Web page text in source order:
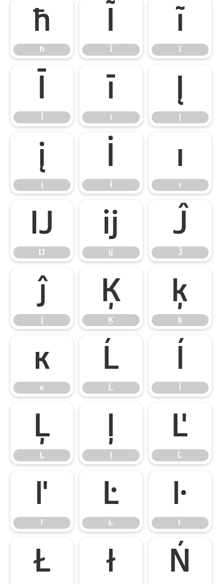
ħ
ħ
Ĩ ĩ
ĩ
Ī ī
ī
Į
į
į
İ ı
ı
Ĳ
Ĳ
ĳ
ĳ
Ĵ
Ĵ
ĵ
ĵ
Ķ
Ķ
ķ
ķ
ĸ
ĸ
Ĺ
Ĺ
ĺ
Ļ
Ļ
ļ Ľ
Ľ
ľ
ľ
Ŀ
Ŀ
ŀ
ŀ
Ł ł Ń